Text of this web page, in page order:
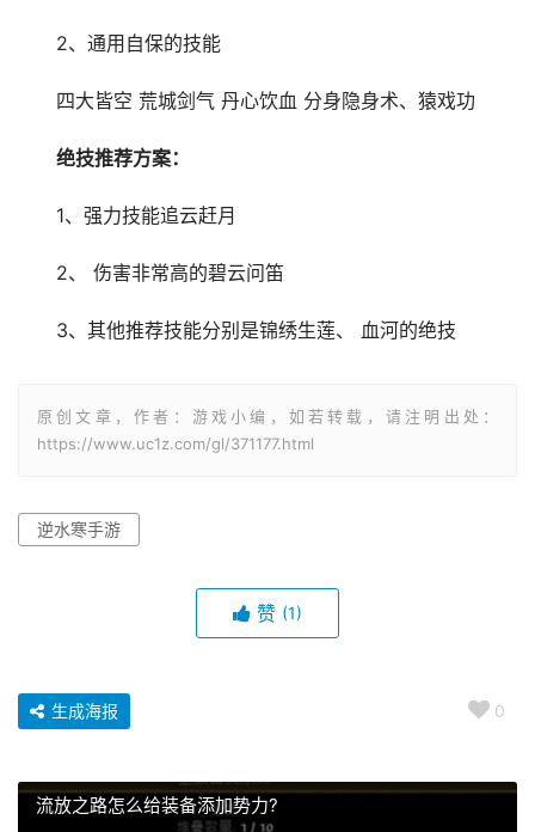
2、通用自保的技能
四大皆空 荒城剑气 丹心饮血 分身隐身术、猿戏功
绝技推荐方案：
1、强力技能追云赶月
2、 伤害非常高的碧云问笛
3、其他推荐技能分别是锦绣生莲、 血河的绝技
原创文章，作者：游戏小编，如若转载，请注明出处：
https://www.uc1z.com/gl/371177.html
逆水寒手游
赞 (1)
0
生成海报
流放之路怎么给装备添加势力?